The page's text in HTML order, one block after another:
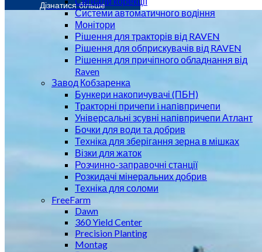
Дізнатися більше
Системи автоматичного водіння
Монітори
Рішення для тракторів від RAVEN
Рішення для обприскувачів від RAVEN
Рішення для причіпного обладнання від
Raven
Завод Кобзаренка
Бункери накопичувачі (ПБН)
Тракторні причепи i напiвпричепи
Універсальні зсувні напівпричепи Атлант
Бочки для води та добрив
Техніка для зберігання зерна в мішках
Візки для жаток
Розчинно-заправочні станції
Розкидачі мінеральних добрив
Техніка для соломи
FreeFarm
Dawn
360 Yield Center
Precision Planting
Montag